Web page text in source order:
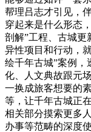
帮理吕志才引见，
穿起来是什么形态
剖解”工程、古城更
异性项目和行动，
绘千年古城”案例
化、人文典故跟元
一换成旅客想要的
等，让千年古城正
相关部分摸索更多
办事等范畴的深度